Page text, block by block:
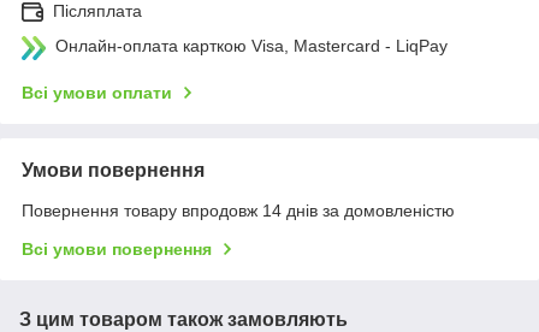
Післяплата
Онлайн-оплата карткою Visa, Mastercard - LiqPay
Всі умови оплати
Умови повернення
Повернення товару впродовж 14 днів за домовленістю
Всі умови повернення
З цим товаром також замовляють